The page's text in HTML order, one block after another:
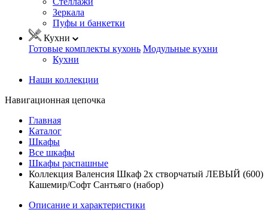
Зеркала
Пуфы и банкетки
Кухни
Готовые комплекты кухонь Модульные кухни
Кухни
Наши коллекции
Навигационная цепочка
Главная
Каталог
Шкафы
Все шкафы
Шкафы распашные
Коллекция Валенсия Шкаф 2х створчатый ЛЕВЫЙ (600)
Кашемир/Софт Сантьяго (набор)
Описание и характеристики